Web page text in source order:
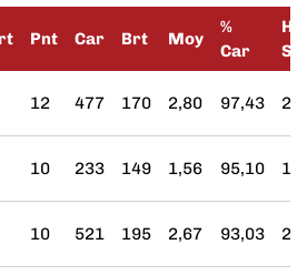
Pnt Car Brt Moy
%
Car
H
12 477 170 2,80 97,43 25
10 233 149 1,56 95,10 10
10 521 195 2,67 93,03 26